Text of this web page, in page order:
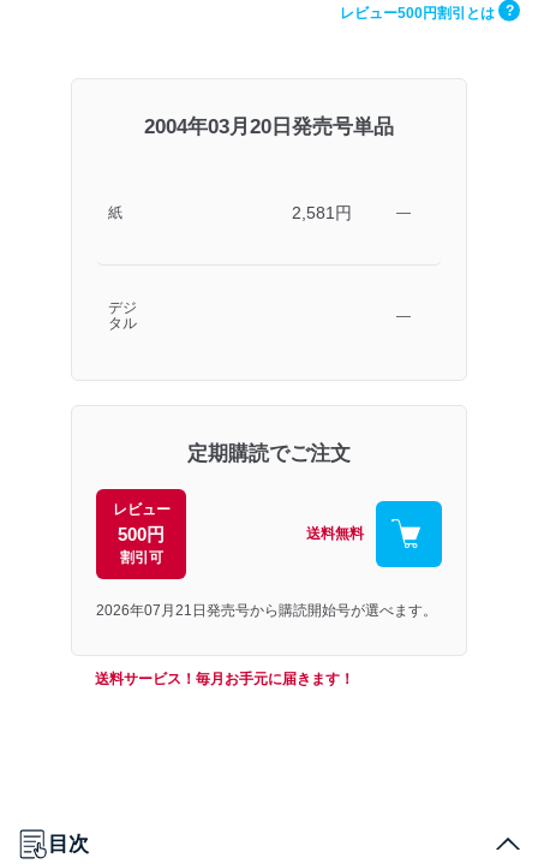
レビュー500円割引とは ?
2004年03月20日発売号単品
紙 2,581円 ―
デジ
タル
―
定期購読でご注文
レビュー
500円
割引可
送料無料
2026年07月21日発売号から購読開始号が選べます。
送料サービス！毎月お手元に届きます！
目次